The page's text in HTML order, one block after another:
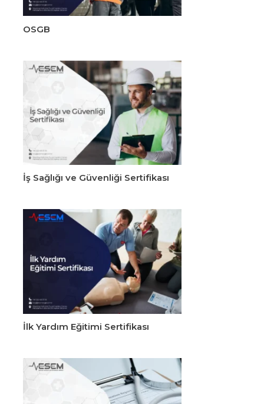
OSGB
İş Sağlığı ve Güvenliği Sertifikası
İlk Yardım Eğitimi Sertifikası